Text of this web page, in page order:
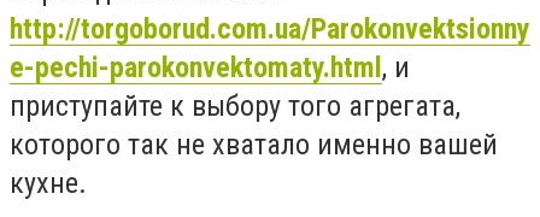
http://torgoborud.com.ua/Parokonvektsionny
e-pechi-parokonvektomaty.html, и
приступайте к выбору того агрегата,
которого так не хватало именно вашей
кухне.